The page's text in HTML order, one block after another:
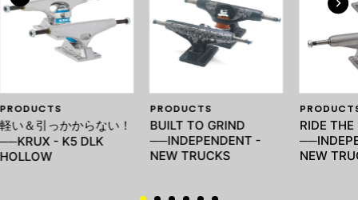
PRODUCTS
軽い＆引っかからない！
──KRUX - K5 DLK
HOLLOW
PRODUCTS
BUILT TO GRIND
──INDEPENDENT -
NEW TRUCKS
RIDE THE
NEW